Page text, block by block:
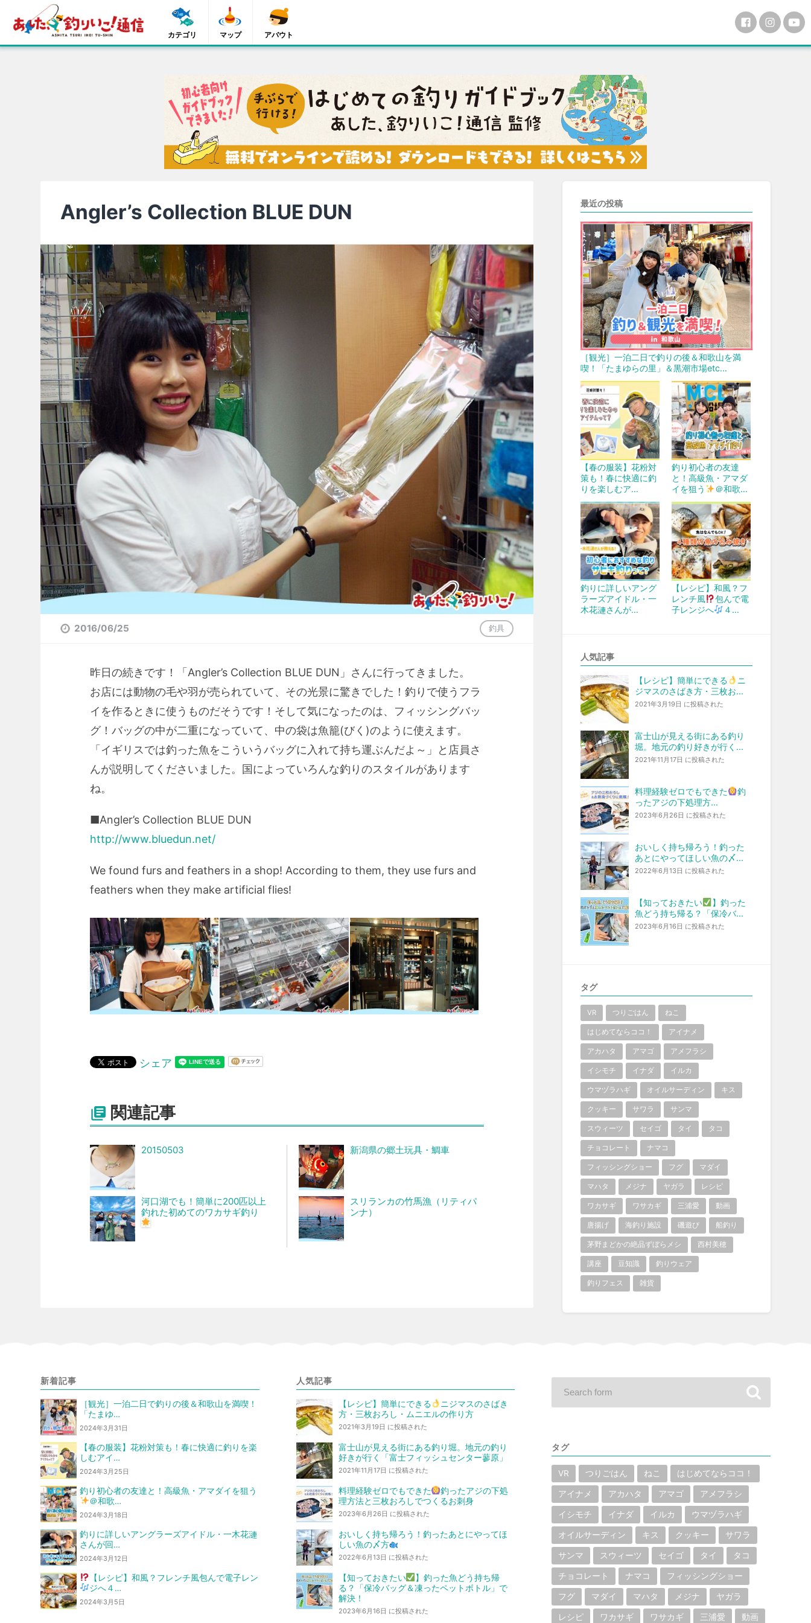
カテゴリ マップ アバウト
Angler’s Collection BLUE DUN
2016/06/25 釣具
昨日の続きです！「Angler’s Collection BLUE DUN」さんに行ってきました。
お店には動物の毛や羽が売られていて、その光景に驚きでした！釣りで使うフラ
イを作るときに使うものだそうです！そして気になったのは、フィッシングバッ
グ！バッグの中が二重になっていて、中の袋は魚籠(びく)のように使えます。
「イギリスでは釣った魚をこういうバッグに入れて持ち運ぶんだよ～」と店員さ
んが説明してくださいました。国によっていろんな釣りのスタイルがあります
ね。
■Angler’s Collection BLUE DUN
http://www.bluedun.net/
We found furs and feathers in a shop! According to them, they use furs and
feathers when they make artificial flies!
シェア
 関連記事
20150503
河口湖でも！簡単に200匹以上
釣れた初めてのワカサギ釣り
新潟県の郷土玩具・鯛車
スリランカの竹馬漁（リティパ
ンナ）
最近の投稿
［観光］一泊二日で釣りの後＆和歌山を満
喫！「たまゆらの里」＆黒潮市場etc…
【春の服装】花粉対
策も！春に快適に釣
りを楽しむア…
釣り初心者の友達
と！高級魚・アマダ
イを狙う
＠和歌…
釣りに詳しいアング
ラーズアイドル・一
木花漣さんが…
【レシピ】和風？フ
レンチ風
包んで電
子レンジへ
４…
人気記事
【レシピ】簡単にできる
ニ
ジマスのさばき方・三枚お...
2021年3月19日 に投稿された
富士山が見える街にある釣り
堀。地元の釣り好きが行く...
2021年11月17日 に投稿された
料理経験ゼロでもできた
釣
ったアジの下処理方...
2023年6月26日 に投稿された
おいしく持ち帰ろう！釣った
あとにやってほしい魚の〆...
2022年6月13日 に投稿された
【知っておきたい
】釣った
魚どう持ち帰る？「保冷バ...
2023年6月16日 に投稿された
タグ
VR つりごはん ねこ
はじめてならココ！ アイナメ
アカハタ アマゴ アメフラシ
イシモチ イナダ イルカ
ウマヅラハギ オイルサーディン キス
クッキー サワラ サンマ
スウィーツ セイゴ タイ タコ
チョコレート ナマコ
フィッシングショー フグ マダイ
マハタ メジナ ヤガラ レシピ
ワカサギ ワサカギ 三浦愛 動画
唐揚げ 海釣り施設 磯遊び 船釣り
茅野まどかの絶品ずぼらメシ 西村美穂
講座 豆知識 釣りウェア
釣りフェス 雑貨
新着記事
［観光］一泊二日で釣りの後＆和歌山を満喫！
「たまゆ…
2024年3月31日
【春の服装】花粉対策も！春に快適に釣りを楽
しむアイ…
2024年3月25日
釣り初心者の友達と！高級魚・アマダイを狙う
＠和歌…
2024年3月18日
釣りに詳しいアングラーズアイドル・一木花漣
さんが回…
2024年3月12日
【レシピ】和風？フレンチ風包んで電子レン
ジへ４…
2024年3月5日
人気記事
【レシピ】簡単にできる
ニジマスのさばき
方・三枚おろし・ムニエルの作り方
2021年3月19日 に投稿された
富士山が見える街にある釣り堀。地元の釣り
好きが行く「富士フィッシュセンター蓼原」
2021年11月17日 に投稿された
料理経験ゼロでもできた
釣ったアジの下処
理方法と三枚おろしでつくるお刺身
2023年6月26日 に投稿された
おいしく持ち帰ろう！釣ったあとにやってほ
しい魚の〆方
2022年6月13日 に投稿された
【知っておきたい
】釣った魚どう持ち帰
る？「保冷バッグ＆凍ったペットボトル」で
解決！
2023年6月16日 に投稿された
タグ
VR つりごはん ねこ はじめてならココ！
アイナメ アカハタ アマゴ アメフラシ
イシモチ イナダ イルカ ウマヅラハギ
オイルサーディン キス クッキー サワラ
サンマ スウィーツ セイゴ タイ タコ
チョコレート ナマコ フィッシングショー
フグ マダイ マハタ メジナ ヤガラ
レシピ ワカサギ ワサカギ 三浦愛 動画